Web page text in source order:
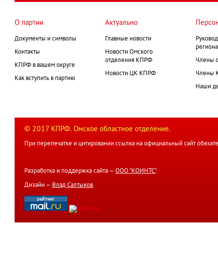
О партии
Документы и символы
Контакты
КПРФ в вашем округе
Как вступить в партию
Актуально
Главные новости
Новости Омского
отделения КПРФ
Новости ЦК КПРФ
Члены
Члены
Наши
© 2017 КПРФ. Омское областное отделение.
При перепечатке и цитировании ссылка на официальный сайт
Разработка и поддержка сайта — ООО "КОИНТС".
Дизайн — Влад Салтыков.